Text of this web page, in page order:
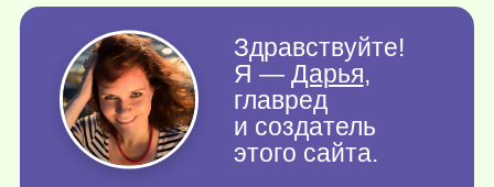
Здравствуйте!
Я — Дарья,
главред
и создатель
этого сайта.